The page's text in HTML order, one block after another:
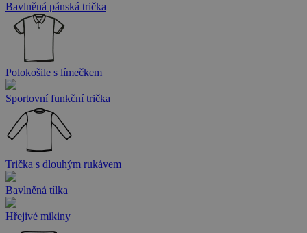
Bavlněná pánská trička
Polokošile s límečkem
Sportovní funkční trička
Trička s dlouhým rukávem
Bavlněná tílka
Hřejivé mikiny